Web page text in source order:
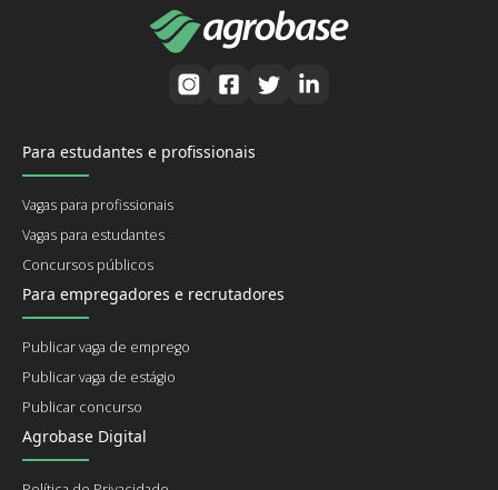
Para estudantes e profissionais
Vagas para profissionais
Vagas para estudantes
Concursos públicos
Para empregadores e recrutadores
Publicar vaga de emprego
Publicar vaga de estágio
Publicar concurso
Agrobase Digital